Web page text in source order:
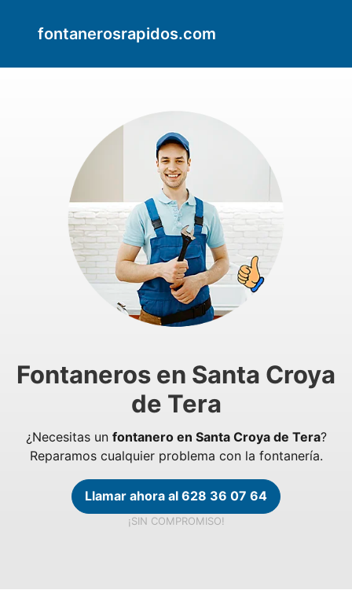
fontanerosrapidos.com
Fontaneros en Santa Croya
de Tera
¿Necesitas un fontanero en Santa Croya de Tera?
Reparamos cualquier problema con la fontanería.
Llamar ahora al 628 36 07 64
¡SIN COMPROMISO!